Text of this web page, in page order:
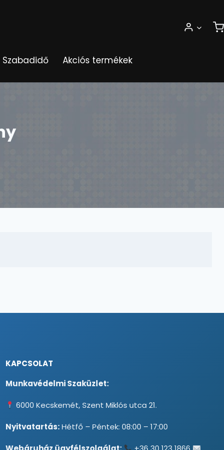
Szabadidő Akciós termékek
KAPCSOLAT
Munkavédelmi Szaküzlet:
6000 Kecskemét, Szent Miklós utca 21.
Nyitvatartás:Hétfő – Péntek: 08:00 – 17:00